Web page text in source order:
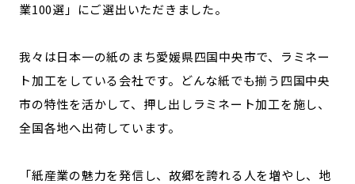
業100選」にご選出いただきました。
我々は日本一の紙のまち愛媛県四国中央市で、ラミネー
ト加工をしている会社です。どんな紙でも揃う四国中央
市の特性を活かして、押し出しラミネート加工を施し、
全国各地へ出荷しています。
「紙産業の魅力を発信し、故郷を誇れる人を増やし、地